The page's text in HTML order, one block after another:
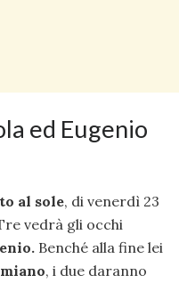
ed Eugenio
al sole, di venerdì 23
vedrà gli occhi
Benché alla fine lei
, i due daranno